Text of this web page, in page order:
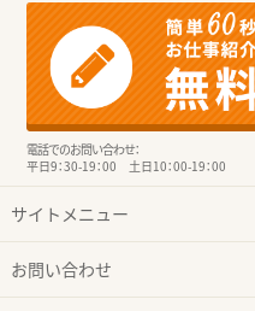
電話でのお問い合わせ：
平日9：30-19：00 土日10：00-19：00
サイトメニュー
お問い合わせ